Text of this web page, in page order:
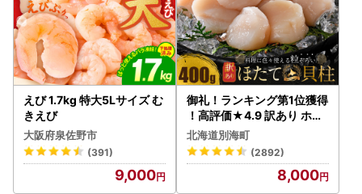
えび 1.7kg 特大5Lサイズ む
きえび
大阪府泉佐野市
(391)
9,000
御礼！ランキング第1位獲得
！高評価★4.9 訳あり ホタ
テ 400g（ほたて 帆立 貝柱
冷凍 ）
北海道別海町
(2892)
8,000